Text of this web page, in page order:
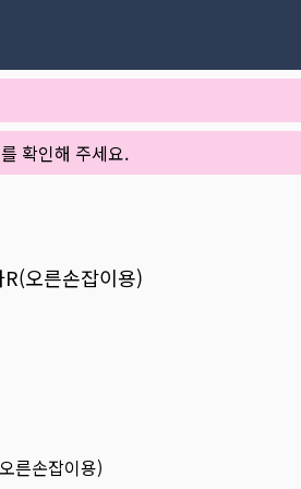
를 확인해 주세요.
오른손잡이용)
른손잡이용)